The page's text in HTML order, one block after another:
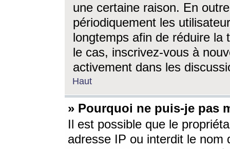
une certaine raison. En
périodiquement les
longtemps afin de réduire la
le cas, inscrivez-vous à
activement dans les
Haut
» Pourquoi ne puis-je pas
Il est possible que le
adresse IP ou interdit le nom